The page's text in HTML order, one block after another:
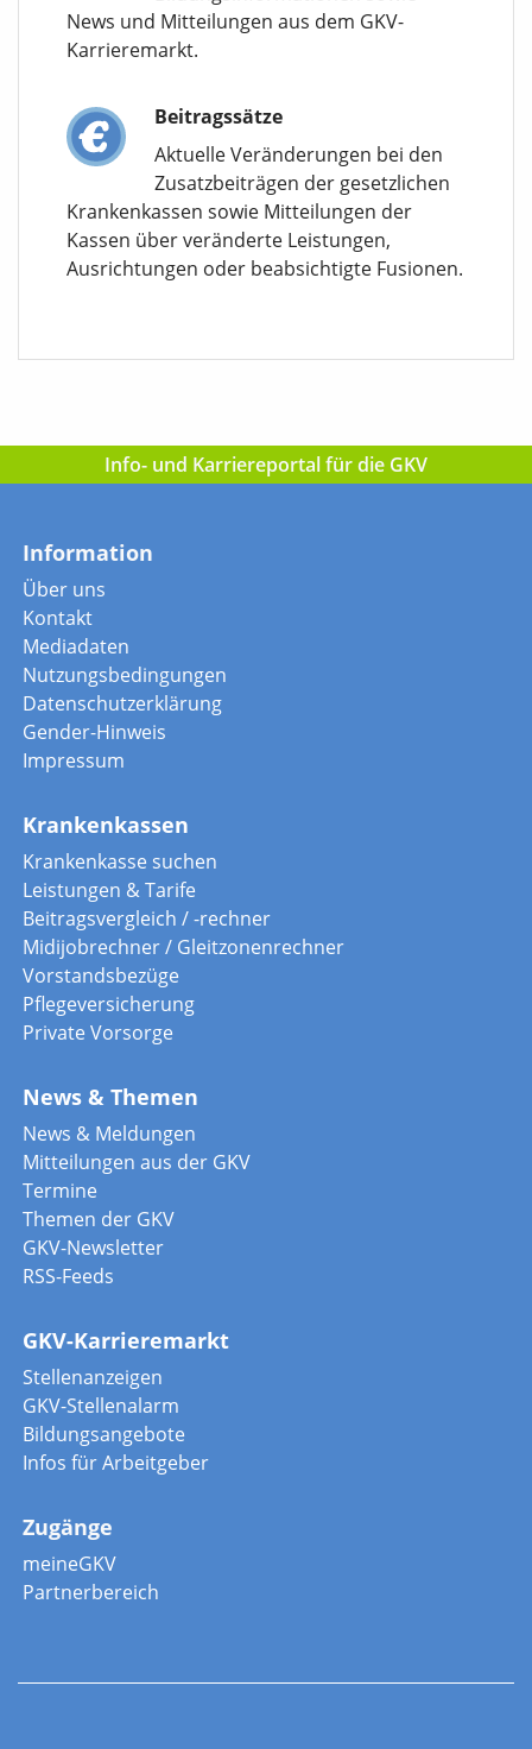
News und Mitteilungen aus dem GKV-
Karrieremarkt.
Beitragssätze
Aktuelle Veränderungen bei den
Zusatzbeiträgen der gesetzlichen
Krankenkassen sowie Mitteilungen der
Kassen über veränderte Leistungen,
Ausrichtungen oder beabsichtigte Fusionen.
Info- und Karriereportal für die GKV
Information
Über uns
Kontakt
Mediadaten
Nutzungsbedingungen
Datenschutzerklärung
Gender-Hinweis
Impressum
Krankenkassen
Krankenkasse suchen
Leistungen & Tarife
Beitragsvergleich / -rechner
Midijobrechner / Gleitzonenrechner
Vorstandsbezüge
Pflegeversicherung
Private Vorsorge
News & Themen
News & Meldungen
Mitteilungen aus der GKV
Termine
Themen der GKV
GKV-Newsletter
RSS-Feeds
GKV-Karrieremarkt
Stellenanzeigen
GKV-Stellenalarm
Bildungsangebote
Infos für Arbeitgeber
Zugänge
meineGKV
Partnerbereich